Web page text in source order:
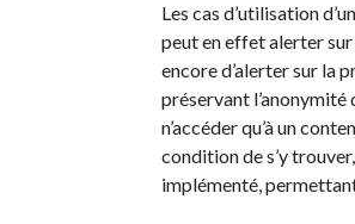
Les cas d’utilisation
peut en effet alerter sur
encore d’alerter sur la
préservant
n’accéder qu’à un
condition de s’y
implémenté,